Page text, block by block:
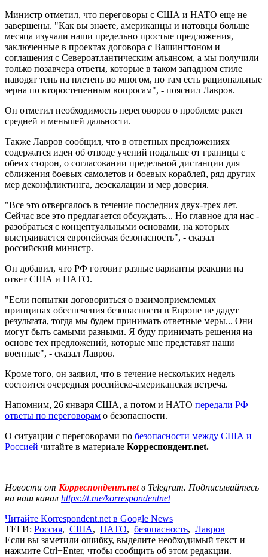
Министр отметил, что переговоры с США и НАТО еще не
завершены. "Как вы знаете, американцы и натовцы больше
месяца изучали наши предельно простые предложения,
заключенные в проектах договора с Вашингтоном и
соглашения с Североатлантическим альянсом, а мы получили
только позавчера ответы, которые в таком западном стиле
наводят тень на плетень во многом, но там есть рациональные
зерна по второстепенным вопросам", - пояснил Лавров.
Он отметил необходимость переговоров о проблеме ракет
средней и меньшей дальности.
Также Лавров сообщил, что в ответных предложениях
содержатся идеи об отводе учений подальше от границы с
обеих сторон, о согласовании предельной дистанции для
сближения боевых самолетов и боевых кораблей, ряд других
мер деконфликтинга, деэскалации и мер доверия.
"Все это отвергалось в течение последних двух-трех лет.
Сейчас все это предлагается обсуждать... Но главное для нас -
разобраться с концептуальными основами, на которых
выстраивается европейская безопасность", - сказал
российский министр.
Он добавил, что РФ готовит разные варианты реакции на
ответ США и НАТО.
"Если попытки договориться о взаимоприемлемых
принципах обеспечения безопасности в Европе не дадут
результата, тогда мы будем принимать ответные меры... Они
могут быть самыми разными. Я буду принимать решения на
основе тех предложений, которые мне представят наши
военные", - сказал Лавров.
Кроме того, он заявил, что в течение нескольких недель
состоится очередная российско-американская встреча.
Напомним, 26 января США, а потом и НАТО передали РФ
ответы по переговорам о безопасности.
О ситуации с переговорами по безопасности между США и
Россией читайте в материале Корреспондент.net.
Новости от Корреспондент.netв Telegram. Подписывайтесь
на наш канал https://t.me/korrespondentnet
Читайте Korrespondent.net в Google News
ТЕГИ: Россия, США, НАТО, безопасность, Лавров
Если вы заметили ошибку, выделите необходимый текст и
нажмите Ctrl+Enter, чтобы сообщить об этом редакции.